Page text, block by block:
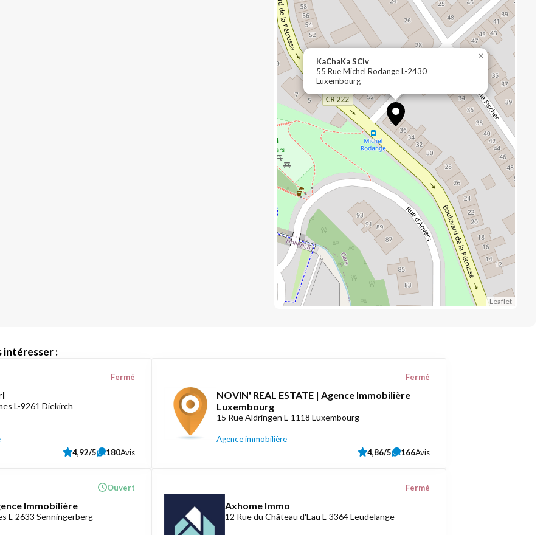
KaChaKa SCiv
55 Rue Michel Rodange L-2430
Luxembourg
×
Leaflet
intéresser :
L-9261 Diekirch
Fermé
4,92/5 180Avis
NOVIN' REAL ESTATE | Agence Immobilière
Luxembourg
15 Rue Aldringen L-1118 Luxembourg
Agence immobilière
Fermé
4,86/5 166Avis
Immobilière
L-2633 Senningerberg
Ouvert
Axhome Immo
12 Rue du Château d'Eau L-3364 Leudelange
Fermé